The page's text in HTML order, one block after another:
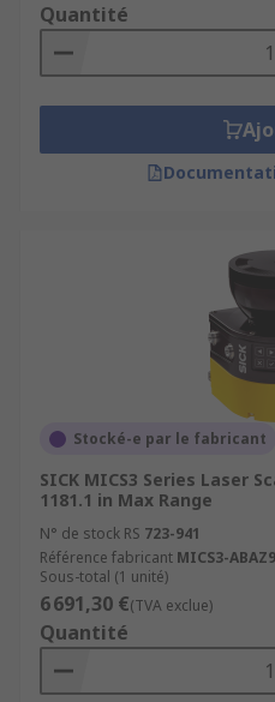
Quantité
Stocké-e par le fabricant
SICK MICS3 Series Laser
1181.1 in Max Range
N° de stock RS 723-941
Référence fabricant MICS3-
Sous-total (1 unité)
6 691,30 €(TVA exclue)
Quantité